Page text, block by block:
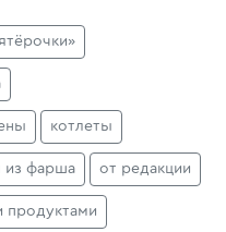
котлеты
из фарша от редакции